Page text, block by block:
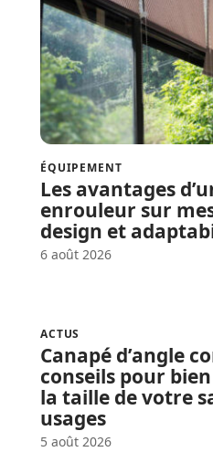
ÉQUIPEMENT
Les avantages
enrouleur sur
design et
6 août 2026
ACTUS
Canapé d’angle
conseils pour
la taille de votre
usages
5 août 2026